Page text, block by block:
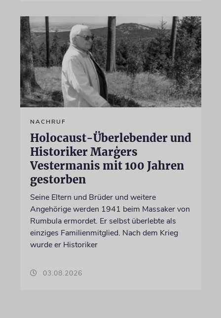
NACHRUF
Holocaust-Überlebender und
Historiker Marģers
Vestermanis mit 100 Jahren
gestorben
Seine Eltern und Brüder und weitere
Angehörige werden 1941 beim Massaker von
Rumbula ermordet. Er selbst überlebte als
einziges Familienmitglied. Nach dem Krieg
wurde er Historiker
03.08.2026